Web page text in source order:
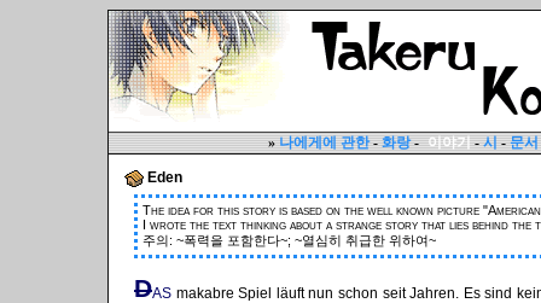
»나에게에 관한-화랑- 이야기-시-문서
Eden
The idea for this story is based on the well known picture
I wrote the text thinking about a strange story that lies behind the
주의: ~폭력을 포함한다~; ~열심히 취급한 위하여~
DAS makabre Spiel läuft nun schon seit Jahren. Es sind